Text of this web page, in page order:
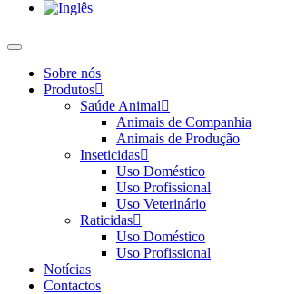
Sobre nós
Produtos
Saúde Animal
Animais de Companhia
Animais de Produção
Inseticidas
Uso Doméstico
Uso Profissional
Uso Veterinário
Raticidas
Uso Doméstico
Uso Profissional
Notícias
Contactos